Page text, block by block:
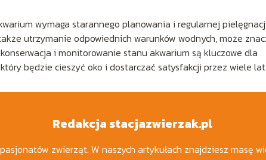
wymaga starannego planowania i regularnej
utrzymanie odpowiednich warunków wodnych, może
i monitorowanie stanu akwarium są kluczowe dla
będzie cieszyć oko i dostarczać satysfakcji przez wiele lat.
Redakcja stacjazwierzak.pl
zwierząt. W naszych artykułach znajdziesz masę